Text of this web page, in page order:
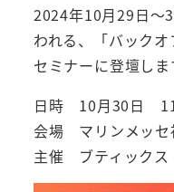
2024年10月29日～
われる、「バック
セミナーに登壇しま
日時 10月30日
会場 マリンメッセ
主催 ブティックス